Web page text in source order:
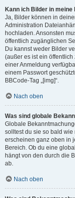
Kann ich Bilder in
Ja, Bilder können in
Administration
hochladen. Ansonsten
öffentlich zugänglichen
Du kannst weder Bilder
(außer es ist ein
einer Anmeldung
einem Passwort
BBCode-Tag „[img]“.
Nach oben
Was sind globale
Globale
solltest du sie so bald
erscheinen ganz oben in
Bereich. Ob du eine
hängt von den durch die
ab.
Nach oben